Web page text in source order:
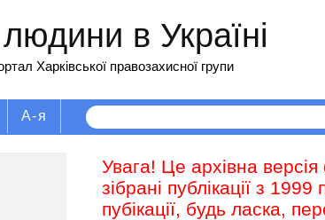
в Україні
Харківської правозахисної групи
А-я
Увага! Це архівна
зібрані публікації з
пубікації, будь ласка,